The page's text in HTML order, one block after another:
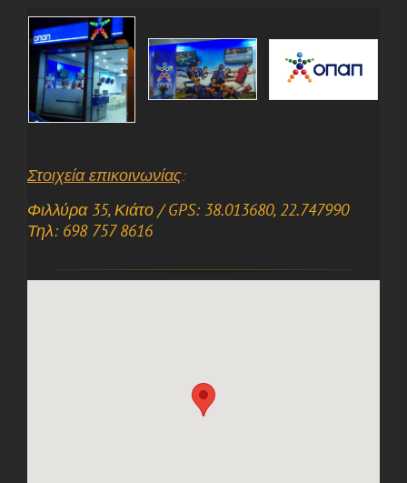
Στοιχεία επικοινωνίας:
Φιλλύρα 35, Κιάτο / GPS: 38.013680, 22.747990
Τηλ: 698 757 8616